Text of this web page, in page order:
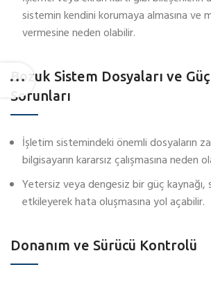
sistemin kendini korumaya almasına ve
vermesine neden olabilir.
Bozuk Sistem Dosyaları ve Güç
Sorunları
İşletim sistemindeki önemli dosyaların
bilgisayarın kararsız çalışmasına neden
Yetersiz veya dengesiz bir güç kaynağı,
etkileyerek hata oluşmasına yol açabilir.
Donanım ve Sürücü Kontrolü